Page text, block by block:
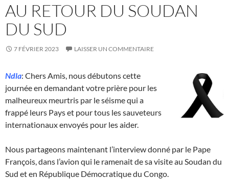
AU RETOUR DU SOUDAN
DU SUD
7 FÉVRIER 2023 LAISSER UN COMMENTAIRE
Ndla: Chers Amis, nous débutons cette
journée en demandant votre prière pour les
malheureux meurtris par le séisme qui a
frappé leurs Pays et pour tous les sauveteurs
internationaux envoyés pour les aider.
Nous partageons maintenant l’interview donné par le Pape
François, dans l’avion qui le ramenait de sa visite au Soudan du
Sud et en République Démocratique du Congo.